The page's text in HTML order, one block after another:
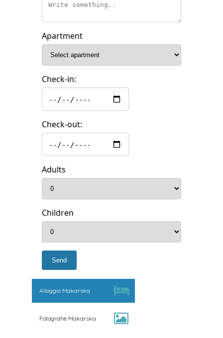
Apartment
Check-in:
Check-out:
Adults
Children
Alloggio Makarska
Fotografie Makarska